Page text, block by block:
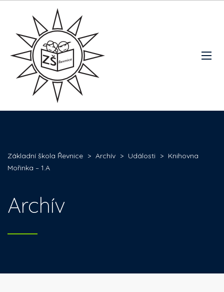
Základní škola Řevnice > Archív > Události > Knihovna
Mořinka – 1.A
Archív